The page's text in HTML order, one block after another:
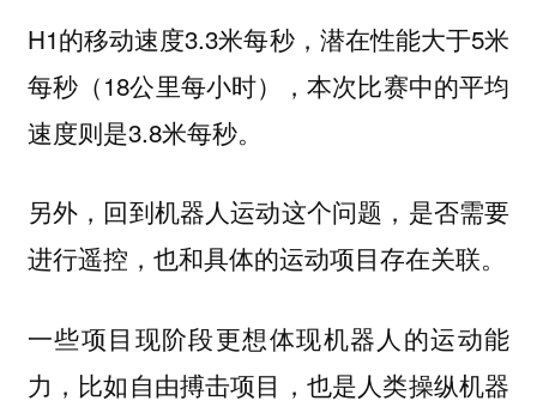
H1的移动速度3.3米每秒，潜在性能大于5米
每秒（18公里每小时），本次比赛中的平均
速度则是3.8米每秒。
另外，回到机器人运动这个问题，是否需要
进行遥控，也和具体的运动项目存在关联。
一些项目现阶段更想体现机器人的运动能
力，比如自由搏击项目，也是人类操纵机器